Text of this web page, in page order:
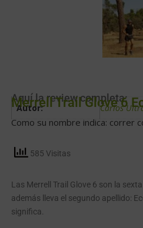
Aquí la review completa:
Merrell Trail Glove 6
Autor: Carlos
Como su nombre indica: correr
585 Visitas
Las Merrell Trail Glove 6 son la
además lleva el segundo apellido:
significa.